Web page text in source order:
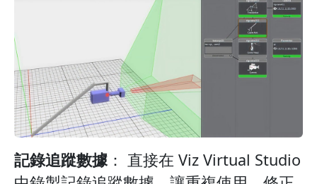
記錄追蹤數據： 直接在 Viz Virtual Studio